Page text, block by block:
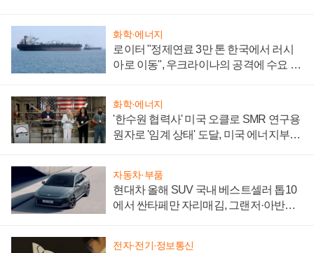
화학·에너지
로이터 "정제연료 3만 톤 한국에서 러시
아로 이동", 우크라이나의 공격에 수요 늘
화학·에너지
'한수원 협력사' 미국 오클로 SMR 연구용
원자로 '임계 상태' 도달, 미국 에너지부
자동차·부품
현대차 올해 SUV 국내 베스트셀러 톱10
에서 싼타페만 자리매김, 그랜저·아반떼
전자·전기·정보통신